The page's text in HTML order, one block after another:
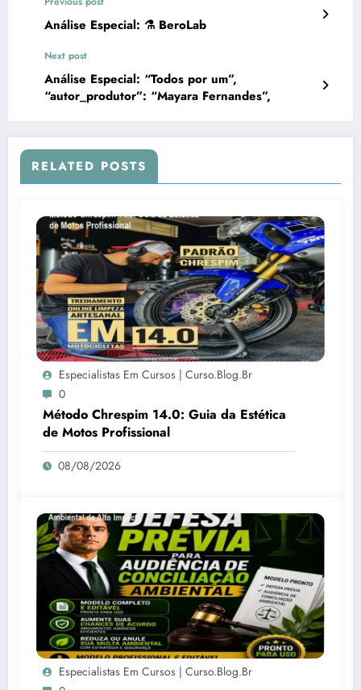
Análise Especial: ⚗️ BeroLab
Next post
Análise Especial: “Todos por um”,
“autor_produtor”: “Mayara Fernandes”,
RELATED POSTS
Especialistas Em Cursos | Curso.blog.br
0
Método Chrespim 14.0: Guia da Estética
de Motos Profissional
08/08/2026
Especialistas Em Cursos | Curso.blog.br